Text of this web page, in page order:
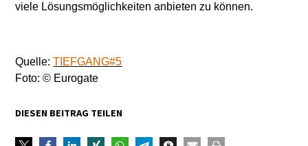
viele Lösungsmöglichkeiten anbieten zu können.
Quelle:TIEFGANG#5
Foto: © Eurogate
DIESEN BEITRAG TEILEN